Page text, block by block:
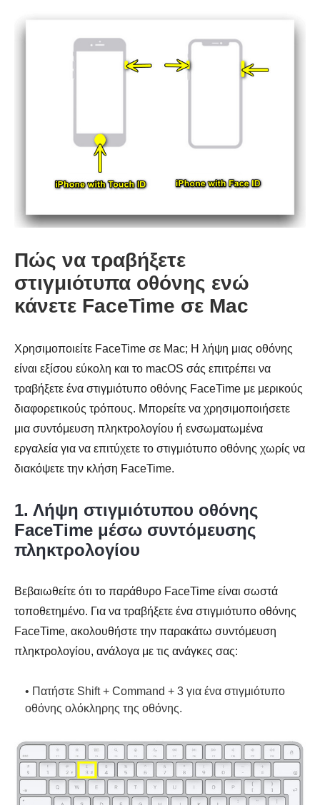
Πώς να τραβήξετε
στιγμιότυπα οθόνης ενώ
κάνετε FaceTime σε Mac
Χρησιμοποιείτε FaceTime σε Mac; Η λήψη μιας οθόνης
είναι εξίσου εύκολη και το macOS σάς επιτρέπει να
τραβήξετε ένα στιγμιότυπο οθόνης FaceTime με μερικούς
διαφορετικούς τρόπους. Μπορείτε να χρησιμοποιήσετε
μια συντόμευση πληκτρολογίου ή ενσωματωμένα
εργαλεία για να επιτύχετε το στιγμιότυπο οθόνης χωρίς να
διακόψετε την κλήση FaceTime.
1. Λήψη στιγμιότυπου οθόνης
FaceTime μέσω συντόμευσης
πληκτρολογίου
Βεβαιωθείτε ότι το παράθυρο FaceTime είναι σωστά
τοποθετημένο. Για να τραβήξετε ένα στιγμιότυπο οθόνης
FaceTime, ακολουθήστε την παρακάτω συντόμευση
πληκτρολογίου, ανάλογα με τις ανάγκες σας:
• Πατήστε Shift + Command + 3 για ένα στιγμιότυπο
οθόνης ολόκληρης της οθόνης.